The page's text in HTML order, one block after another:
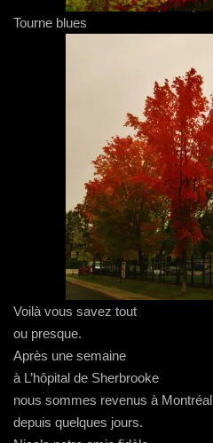
Tourne blues
Voilà vous savez tout
ou presque.
Après une semaine
à L’hôpital de Sherbrooke
nous sommes revenus à Montréal
depuis quelques jours.